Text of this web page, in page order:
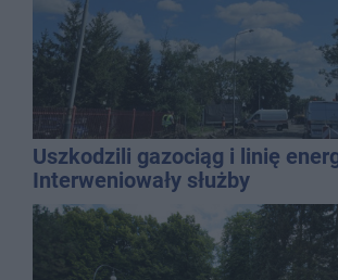
Uszkodzili gazociąg i linię
Interweniowały służby